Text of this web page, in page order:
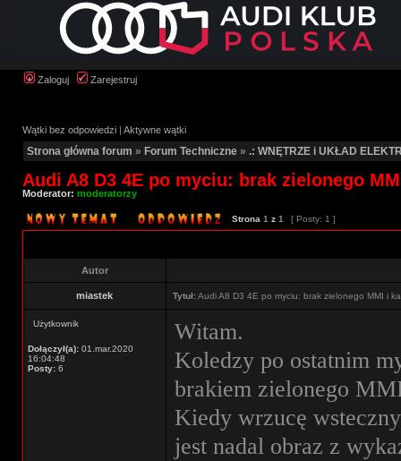
Zaloguj Zarejestruj
Wątki bez odpowiedzi | Aktywne wątki
Strona główna forum » Forum Techniczne » .: WNĘTRZE i UKŁAD
Audi A8 D3 4E po myciu: brak zielonego
Moderator: moderatorzy
Strona 1 z 1 [ Posty: 1 ]
Autor
miastek Tytuł:Audi A8 D3 4E po myciu: brak zielonego MMI i
Użytkownik
Dołączył(a): 01.mar.2020
16:04:48
Posty: 6
Witam.
Koledzy po ostatnim
brakiem zielonego
Kiedy wrzucę
jest nadal obraz z